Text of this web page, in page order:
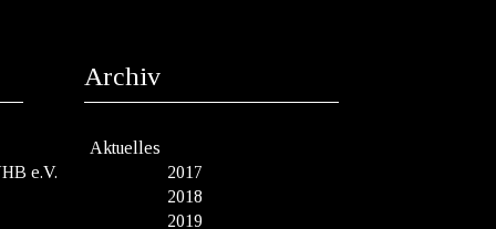
e.V.
Archiv
Aktuelles
2017
2018
2019